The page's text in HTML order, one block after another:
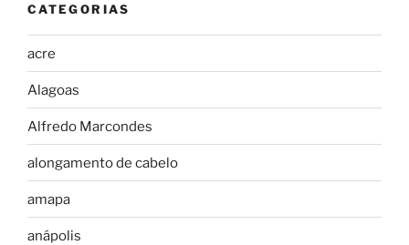
CATEGORIAS
acre
Alagoas
Alfredo Marcondes
alongamento de cabelo
amapa
anápolis